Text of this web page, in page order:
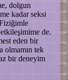
dolgun
kadar seksi
de.
eden bir
olmamın tek
bir deneyim